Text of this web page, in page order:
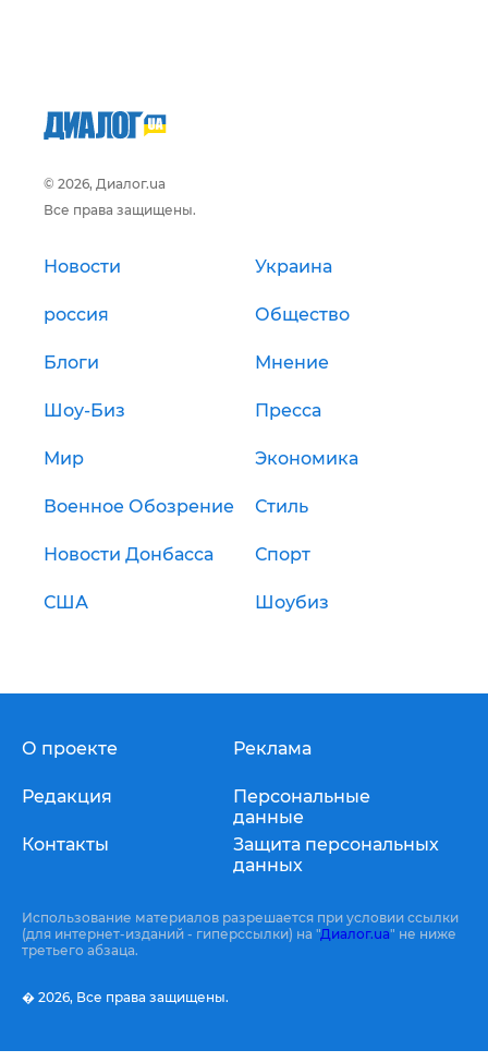
© 2026, Диалог.ua
Все права защищены.
Новости Украина
россия Общество
Блоги Мнение
Шоу-Биз Пресса
Мир Экономика
Военное Обозрение Стиль
Новости Донбасса Спорт
США Шоубиз
О проекте
Редакция
Контакты
Реклама
Персональные
данные
Защита персональных
данных
Использование материалов разрешается при условии ссылки
(для интернет-изданий - гиперссылки) на "Диалог.ua" не ниже
третьего абзаца.
� 2026, Все права защищены.